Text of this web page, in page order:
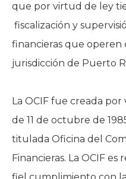
que por virtud de ley
fiscalización y
financieras que operen
jurisdicción de Puerto
La OCIF fue creada
de 11 de octubre de
titulada Oficina del
Financieras. La OCIF